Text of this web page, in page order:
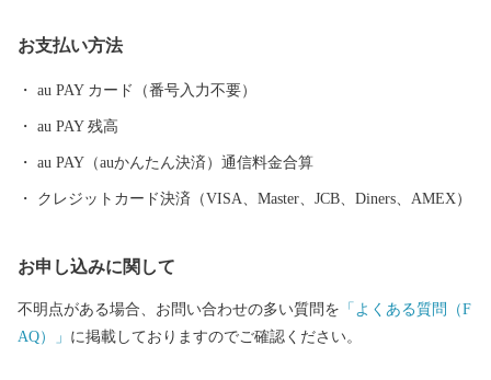
お支払い方法
au PAY カード（番号入力不要）
au PAY 残高
au PAY（auかんたん決済）通信料金合算
クレジットカード決済（VISA、Master、JCB、Diners、AMEX）
お申し込みに関して
不明点がある場合、お問い合わせの多い質問を 「よくある質問（F
AQ）」 に掲載しておりますのでご確認ください。